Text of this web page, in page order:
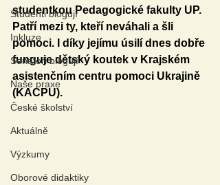
Studenti blogují
Inkluze
Senátoři blogují
Naše praxe
České školství
Aktuálně
Výzkumy
Oborové didaktiky
studentkou Pedagogické fakulty UP.
Patří mezi ty, kteří neváhali a šli
pomoci. I díky jejímu úsilí dnes dobře
funguje dětský koutek v Krajském
asistenčním centru pomoci Ukrajině
(KACPU).